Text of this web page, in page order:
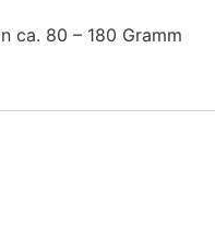
ca. 80 – 180 Gramm